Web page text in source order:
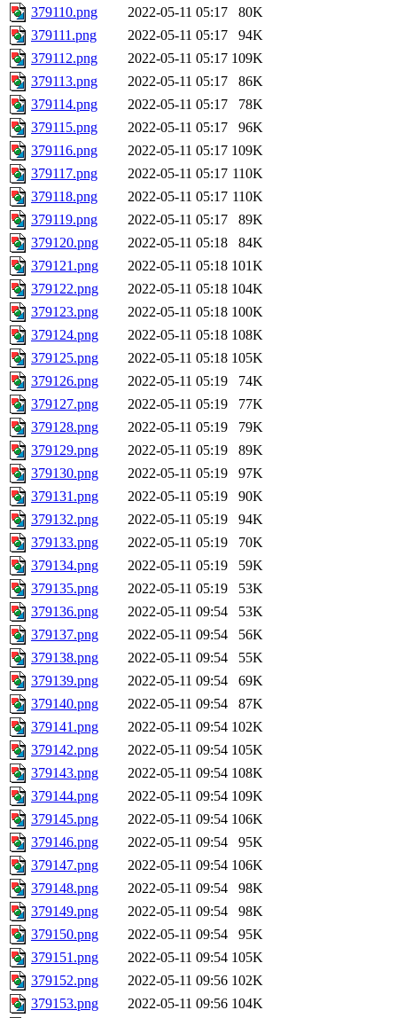
379110.png
2022-05-11 05:17
80K
379111.png
2022-05-11 05:17
94K
379112.png
2022-05-11 05:17 109K
379113.png
2022-05-11 05:17
86K
379114.png
2022-05-11 05:17
78K
379115.png
2022-05-11 05:17
96K
379116.png
2022-05-11 05:17 109K
379117.png
2022-05-11 05:17 110K
379118.png
2022-05-11 05:17 110K
379119.png
2022-05-11 05:17
89K
379120.png
2022-05-11 05:18
84K
379121.png
2022-05-11 05:18 101K
379122.png
2022-05-11 05:18 104K
379123.png
2022-05-11 05:18 100K
379124.png
2022-05-11 05:18 108K
379125.png
2022-05-11 05:18 105K
379126.png
2022-05-11 05:19
74K
379127.png
2022-05-11 05:19
77K
379128.png
2022-05-11 05:19
79K
379129.png
2022-05-11 05:19
89K
379130.png
2022-05-11 05:19
97K
379131.png
2022-05-11 05:19
90K
379132.png
2022-05-11 05:19
94K
379133.png
2022-05-11 05:19
70K
379134.png
2022-05-11 05:19
59K
379135.png
2022-05-11 05:19
53K
379136.png
2022-05-11 09:54
53K
379137.png
2022-05-11 09:54
56K
379138.png
2022-05-11 09:54
55K
379139.png
2022-05-11 09:54
69K
379140.png
2022-05-11 09:54
87K
379141.png
2022-05-11 09:54 102K
379142.png
2022-05-11 09:54 105K
379143.png
2022-05-11 09:54 108K
379144.png
2022-05-11 09:54 109K
379145.png
2022-05-11 09:54 106K
379146.png
2022-05-11 09:54
95K
379147.png
2022-05-11 09:54 106K
379148.png
2022-05-11 09:54
98K
379149.png
2022-05-11 09:54
98K
379150.png
2022-05-11 09:54
95K
379151.png
2022-05-11 09:54 105K
379152.png
2022-05-11 09:56 102K
379153.png
2022-05-11 09:56 104K